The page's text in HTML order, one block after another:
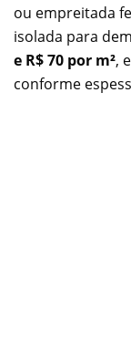
ou empreitada
isolada para
e R$ 70 por m²,
conforme